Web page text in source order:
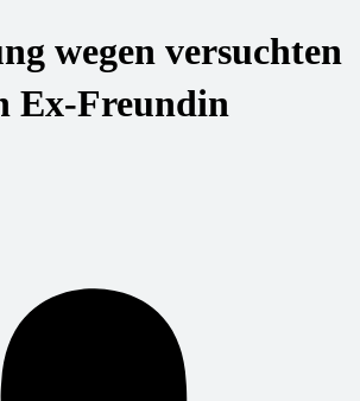
wegen versuchten
Ex-Freundin